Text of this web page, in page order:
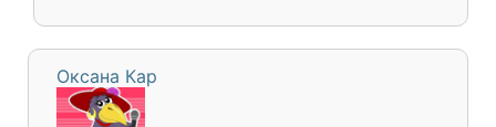
Оксана Кар